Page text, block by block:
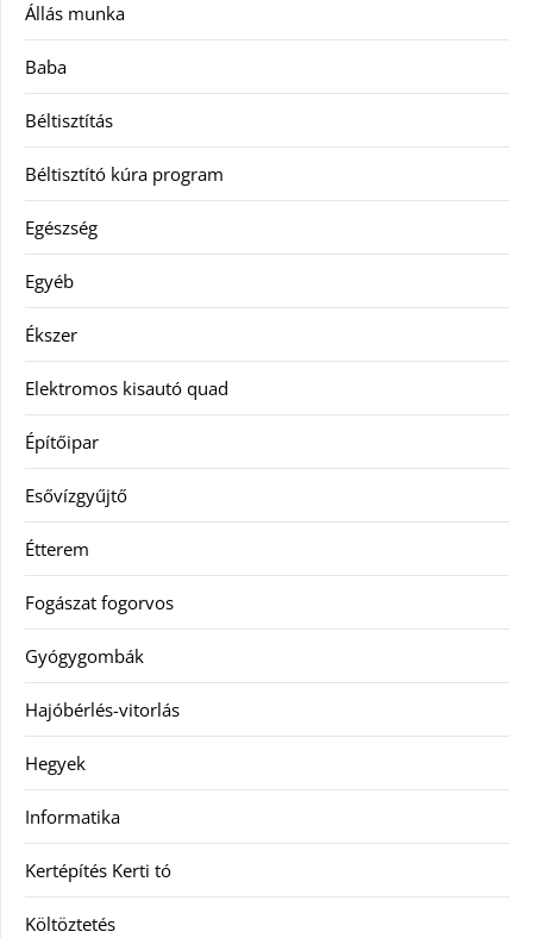
Állás munka
Baba
Béltisztítás
Béltisztító kúra program
Egészség
Egyéb
Ékszer
Elektromos kisautó quad
Építőipar
Esővízgyűjtő
Étterem
Fogászat fogorvos
Gyógygombák
Hajóbérlés-vitorlás
Hegyek
Informatika
Kertépítés Kerti tó
Költöztetés